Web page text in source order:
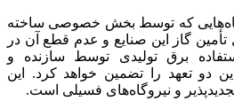
که توسط بخش خصوصی ساخته
تأمین گاز این صنایع و عدم قطع آن در
برق تولیدی توسط سازنده و
دو تعهد را تضمین خواهد کرد. این
و نیروگاه‌های فسیلی است.